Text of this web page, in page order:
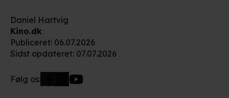
Daniel Hartvig
Kino.dk
Publiceret: 06.07.2026
Sidst opdateret: 07.07.2026
Følg os: